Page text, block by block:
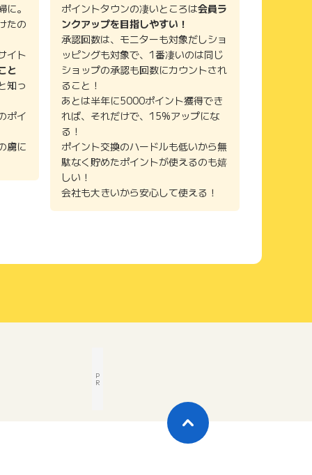
。
たの
イト
と
知っ
ポイ
虜に
ポイントタウンの凄いところは会員ラ
ンクアップを目指しやすい！
承認回数は、モニターも対象だしショ
ッピングも対象で、1番凄いのは同じ
ショップの承認も回数にカウントされ
ること！
あとは半年に5000ポイント獲得でき
れば、それだけで、15%アップにな
る！
ポイント交換のハードルも低いから無
駄なく貯めたポイントが使えるのも嬉
しい！
会社も大きいから安心して使える！
P
R